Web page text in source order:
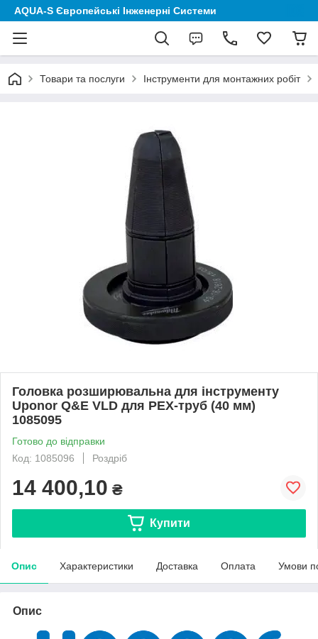
AQUA-S Європейські Інженерні Системи
Товари та послуги Інструменти для монтажних робіт
Головка розширювальна для інструменту
Uponor Q&E VLD для PEX-труб (40 мм)
1085095
Готово до відправки
Код: 1085096
Роздріб
14 400,10 ₴
Купити
Опис Характеристики Доставка Оплата Умови
Опис